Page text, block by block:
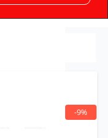
-9%